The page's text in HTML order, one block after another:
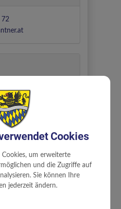
72
Cookies
um erweiterte
und die Zugriffe auf
Sie können Ihre
jederzeit ändern.